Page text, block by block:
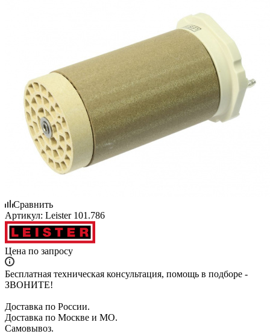
Сравнить
Артикул: Leister 101.786
Цена по запросу
Бесплатная техническая консультация, помощь в подборе -
ЗВОНИТЕ!
Доставка по России.
Доставка по Москве и МО.
Самовывоз.